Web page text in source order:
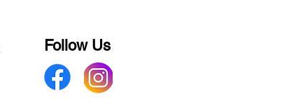
Follow Us